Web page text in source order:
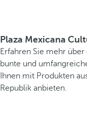
Plaza Mexicana
Erfahren Sie mehr
bunte und
Ihnen mit Produkten
Republik anbieten.